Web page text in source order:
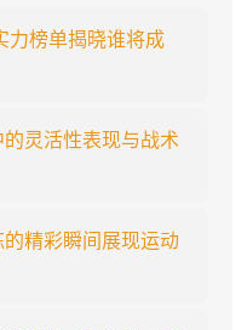
力榜单揭晓谁将成
灵活性表现与战术
精彩瞬间展现运动